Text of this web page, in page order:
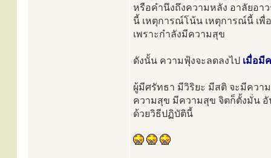
หรือคำนึงถึงความหลัง อาลัยอา
นี้ เหตุการณ์โน้น เหตุการณ์นี้ เพื่
เพราะกำลังมีความสุข
ดังนั้น ความฟุ้งจะลดลงไป เมื่อมี
ผู้มีศรัทธา มีวิริยะ มีสติ จะมีคว
ความสุข มีความสุข จิตก็ตั้งมั่น อั
ด้วยวิธีปฏิบัตินี้